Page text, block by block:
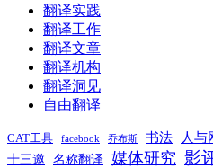
翻译实践
翻译工作
翻译文章
翻译机构
翻译洞见
自由翻译
CAT工具 facebook 乔布斯 书法 人与
十三邀
名称翻译 媒体研究 影